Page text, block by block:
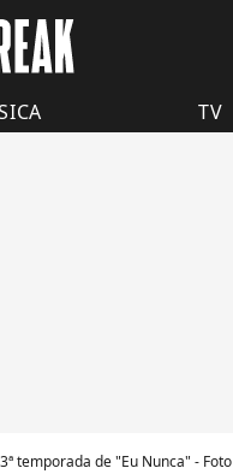
TV
temporada de "Eu Nunca" - Foto